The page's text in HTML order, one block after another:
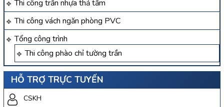
Thi công trần nhựa thả tấm
Thi công vách ngăn phòng PVC
Tổng công trình
Thi công phào chỉ tường trần
HỖ TRỢ TRỰC TUYẾN
CSKH